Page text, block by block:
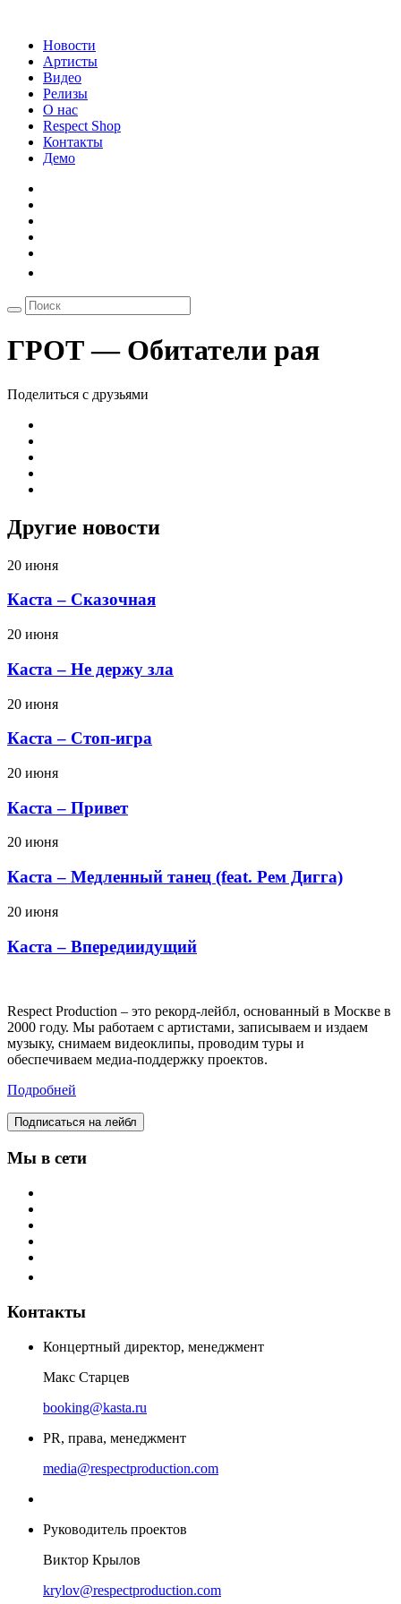
Новости
Артисты
Видео
Релизы
О нас
Respect Shop
Контакты
Демо
ГРОТ — Обитатели рая
Поделиться с друзьями
Другие новости
20 июня
Каста – Сказочная
20 июня
Каста – Не держу зла
20 июня
Каста – Стоп-игра
20 июня
Каста – Привет
20 июня
Каста – Медленный танец (feat. Рем Дигга)
20 июня
Каста – Впередиидущий
Respect Production – это рекорд-лейбл, основанный в Москве в
2000 году. Мы работаем с артистами, записываем и издаем
музыку, снимаем видеоклипы, проводим туры и
обеспечиваем медиа-поддержку проектов.
Подробней
Подписаться на лейбл
Мы в сети
Контакты
Концертный директор, менеджмент
Макс Старцев
booking@kasta.ru
PR, права, менеджмент
media@respectproduction.com
Руководитель проектов
Виктор Крылов
krylov@respectproduction.com